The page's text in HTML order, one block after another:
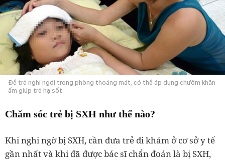
Để trẻ nghỉ ngơi trong phòng thoáng mát, có thể áp dụng chườm khăn
ấm giúp trẻ hạ sốt.
Chăm sóc trẻ bị SXH như thế nào?
Khi nghi ngờ bị SXH, cần đưa trẻ đi khám ở cơ sở y tế
gần nhất và khi đã được bác sĩ chẩn đoán là bị SXH,